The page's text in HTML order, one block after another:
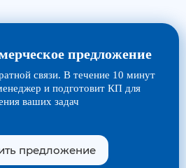
предложение
связи. В течение 10 минут
и подготовит КП для
ваших задач
предложение